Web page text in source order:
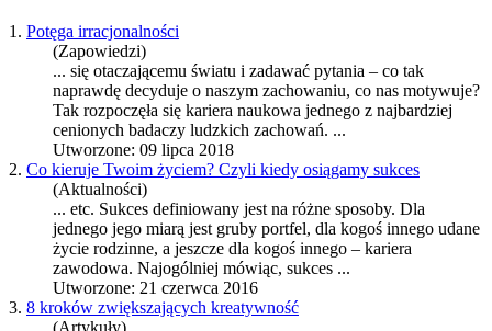
1. Potęga irracjonalności
(Zapowiedzi)
... się otaczającemu światu i zadawać pytania – co tak
naprawdę decyduje o naszym zachowaniu, co nas motywuje?
Tak rozpoczęła się kariera naukowa jednego z najbardziej
cenionych badaczy ludzkich zachowań. ...
Utworzone: 09 lipca 2018
2. Co kieruje Twoim życiem? Czyli kiedy osiągamy sukces
(Aktualności)
... etc. Sukces definiowany jest na różne sposoby. Dla
jednego jego miarą jest gruby portfel, dla kogoś innego udane
życie rodzinne, a jeszcze dla kogoś innego – kariera
zawodowa. Najogólniej mówiąc, sukces ...
Utworzone: 21 czerwca 2016
3. 8 kroków zwiększających kreatywność